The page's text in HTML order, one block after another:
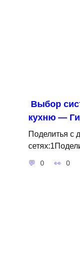
Выбор
кухню —
Поделитья с
0 0